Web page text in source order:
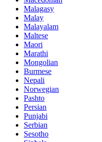
Malagasy
Malay
Malayalam
Maltese
Maori
Marathi
Mongolian
Burmese
Nepali
Norwegian
Pashto
Persian
Punjabi
Serbian
Sesotho